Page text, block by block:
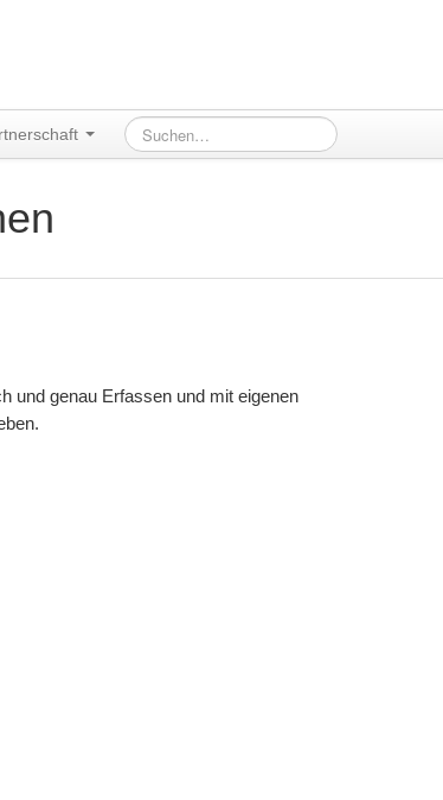
und genau Erfassen und mit eigenen